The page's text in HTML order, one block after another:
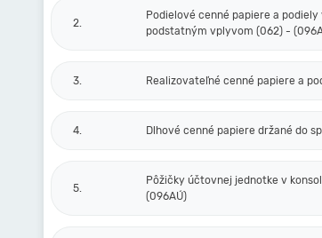
2.
Podielové cenné papiere a
podstatným vplyvom (062) -
3. Realizovateľné cenné papiere a
4. Dlhové cenné papiere držané do
5.
Pôžičky účtovnej jednotke v
(096AÚ)